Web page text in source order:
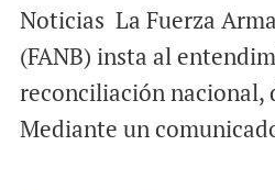
Noticias La Fuerza
(FANB) insta al
reconciliación nacional,
Mediante un